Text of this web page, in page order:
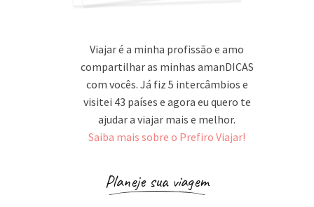
Viajar é a minha profissão e amo
compartilhar as minhas amanDICAS
com vocês. Já fiz 5 intercâmbios e
visitei 43 países e agora eu quero te
ajudar a viajar mais e melhor.
Saiba mais sobre o Prefiro Viajar!
Planeje sua viagem